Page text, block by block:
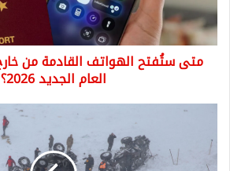
تركيا
مع
انطلاق
العاممتى ستُفتح الهواتف القادمة من
العام الجديد 2026؟
الانهيارات
الثلجية